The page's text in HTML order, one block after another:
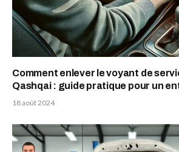
Comment enlever le voyant de
Qashqai : guide pratique pour un
18 août 2024